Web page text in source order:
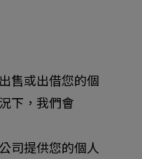
售或出借您的個
下，我們會
司提供您的個人